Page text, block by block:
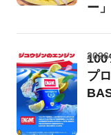
ー」
100
プ